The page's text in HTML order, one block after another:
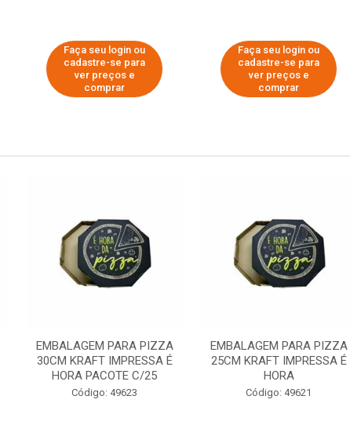
Faça seu login ou
cadastre-se para
ver preços e
comprar
Faça seu login ou
cadastre-se para
ver preços e
comprar
EMBALAGEM PARA PIZZA
30CM KRAFT IMPRESSA É
HORA PACOTE C/25
Código: 49623
EMBALAGEM PARA PIZZA
25CM KRAFT IMPRESSA É
HORA
Código: 49621